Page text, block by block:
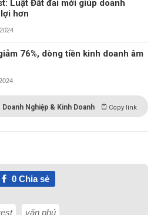
Luật Đất đai mới giúp doanh
hơn
76%, dòng tiền kinh doanh âm
Doanh Nghiệp & Kinh Doanh Copy link
0Chia sẻ
văn phú